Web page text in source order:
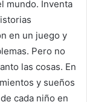
mundo. Inventa
en un juego y
Pero no
las cosas. En
y sueños
cada niño en